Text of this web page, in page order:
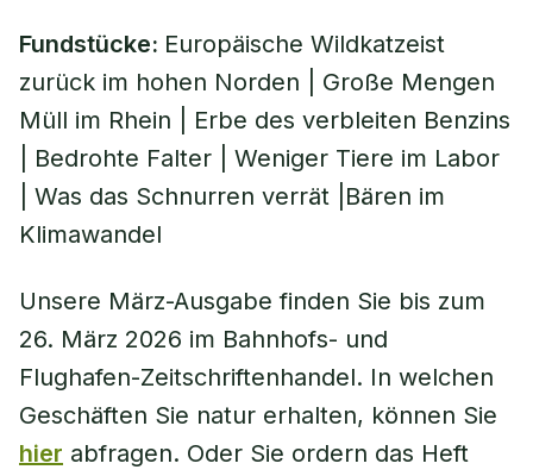
Fundstücke: Europäische Wildkatzeist
zurück im hohen Norden | Große Mengen
Müll im Rhein | Erbe des verbleiten Benzins
| Bedrohte Falter | Weniger Tiere im Labor
| Was das Schnurren verrät |Bären im
Klimawandel
Unsere März-Ausgabe finden Sie bis zum
26. März 2026 im Bahnhofs- und
Flughafen-Zeitschriftenhandel. In welchen
Geschäften Sie natur erhalten, können Sie
hier abfragen. Oder Sie ordern das Heft